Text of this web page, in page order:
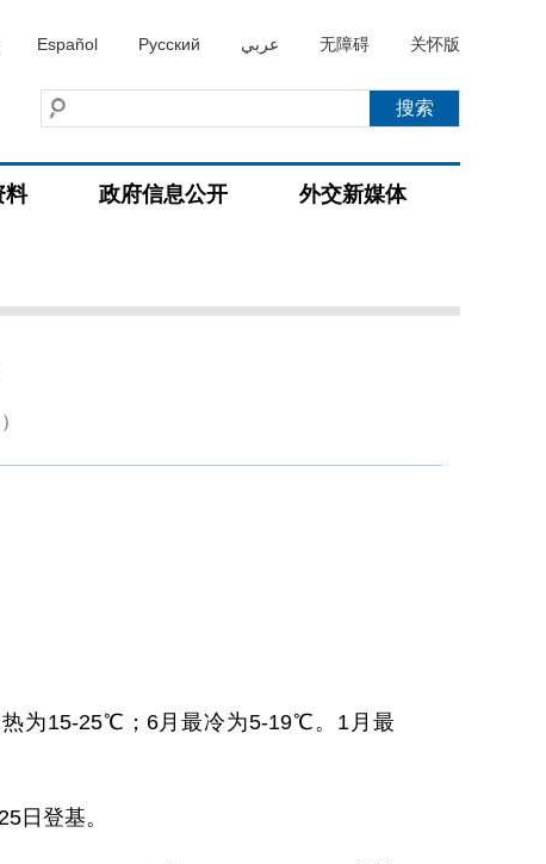
Español Русский عربي 无障碍 关怀版
料 政府信息公开 外交新媒体
为15-25℃；6月最冷为5-19℃。1月最
日登基。